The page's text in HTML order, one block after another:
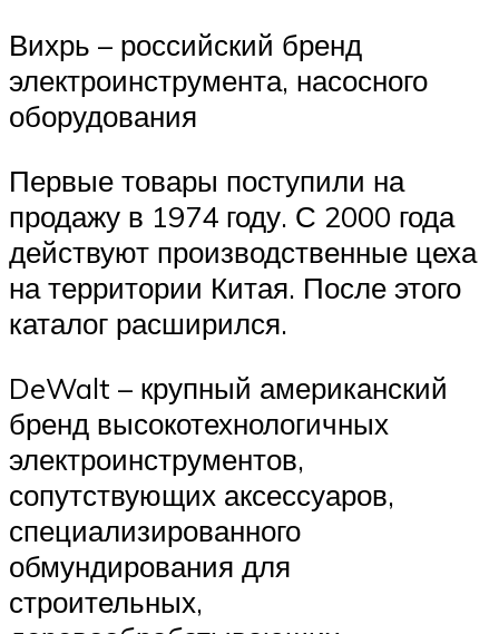
Вихрь – российский бренд
электроинструмента, насосного
оборудования
Первые товары поступили на
продажу в 1974 году. С 2000 года
действуют производственные цеха
на территории Китая. После этого
каталог расширился.
DeWalt – крупный американский
бренд высокотехнологичных
электроинструментов,
сопутствующих аксессуаров,
специализированного
обмундирования для
строительных,